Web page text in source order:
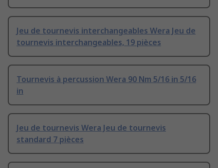
Jeu de tournevis interchangeables Wera Jeu de
tournevis interchangeables, 19 pièces
Tournevis à percussion Wera 90 Nm 5/16 in 5/16
in
Jeu de tournevis Wera Jeu de tournevis
standard 7 pièces